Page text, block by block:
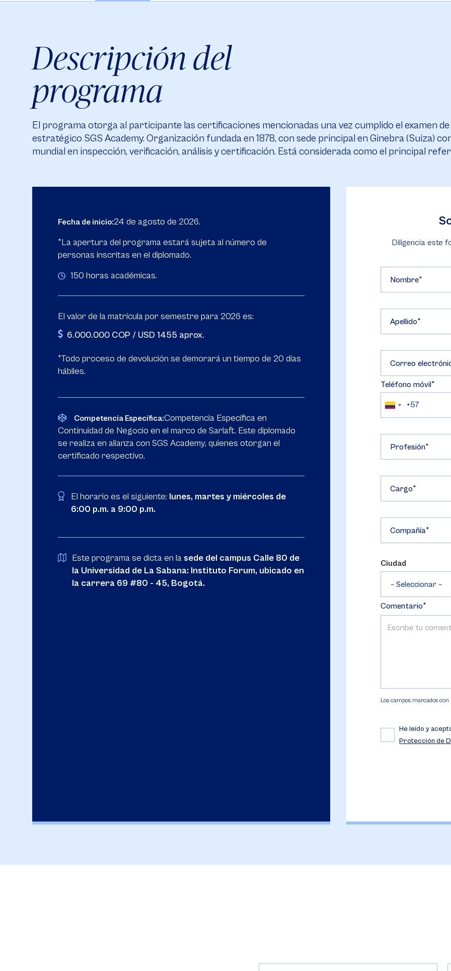
Descripción del
programa
El programa otorga al participante las certificaciones mencionadas una vez cumplido el examen
estratégico SGS Academy. Organización fundada en 1878, con sede principal en Ginebra (Suiza)
mundial en inspección, verificación, análisis y certificación. Está considerada como el principal
Fecha de inicio:24 de agosto de 2026.
*La apertura del programa estará sujeta al número de
personas inscritas en el diplomado.
150 horas académicas.
El valor de la matrícula por semestre para 2026 es:
6.000.000 COP / USD 1455 aprox.
*Todo proceso de devolución se demorará un tiempo de 20 días
hábiles.
Competencia Específica:Competencia Específica en
Continuidad de Negocio en el marco de Sarlaft. Este diplomado
se realiza en alianza con SGS Academy, quienes otorgan el
certificado respectivo.
El horario es el siguiente: lunes, martes y miércoles de
6:00 p.m. a 9:00 p.m.
Este programa se dicta en la sede del campus Calle 80 de
la Universidad de La Sabana: Instituto Forum, ubicado en
la carrera 69 #80 - 45, Bogotá.
Diligencia este
Nombre
Apellido
Correo
Teléfono móvil
Profesión
Cargo
Compañía
Ciudad
Comentario
Los campos marcados
He leído y
Protección de